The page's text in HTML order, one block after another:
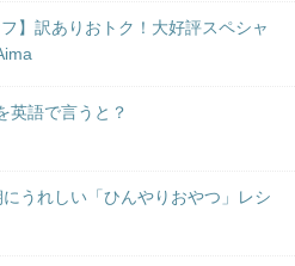
フ】訳ありおトク！大好評スペシャ
英語で言うと？
うれしい「ひんやりおやつ」レシ